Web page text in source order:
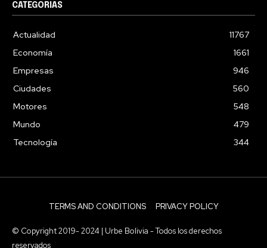
CATEGORIAS
Actualidad
11767
Economía
1661
Empresas
946
Ciudades
560
Motores
548
Mundo
479
Tecnología
344
TERMS AND CONDITIONS PRIVACY POLICY
© Copyright 2019- 2024 | Urbe Bolivia - Todos los derechos
reservados